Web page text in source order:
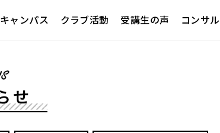
キャンパス クラブ活動 受講生の声 コンサル